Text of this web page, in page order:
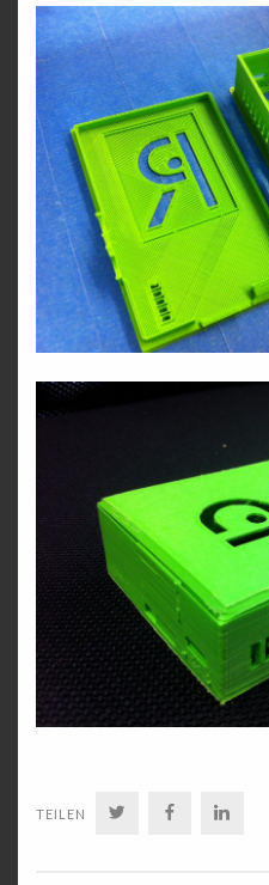
TEILEN TWITTERFACEBOOK